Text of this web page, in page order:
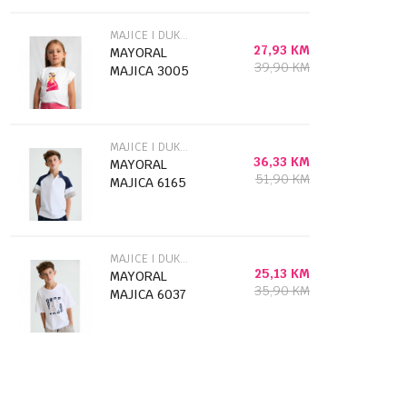
MAJICE I DUKSEVI
MAYORAL
MAJICA 3005
27,93 KM
39,90KM
MAJICE I DUKSEVI
MAYORAL
MAJICA 6165
36,33 KM
51,90KM
MAJICE I DUKSEVI
MAYORAL
MAJICA 6037
25,13 KM
35,90KM